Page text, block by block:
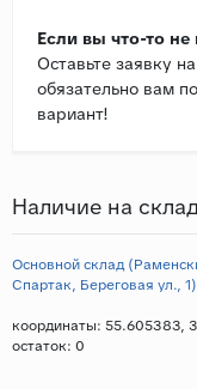
Если вы что-то
Оставьте заявку
обязательно вам
вариант!
Наличие на
Основной склад
Спартак, Береговая ул., 1)
координаты: 55.605383,
остаток: 0